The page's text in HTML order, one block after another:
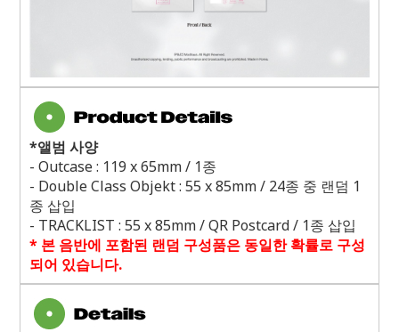
*앨범 사양
- Outcase : 119 x 65mm / 1종
- Double Class Objekt : 55 x 85mm / 24종 중 랜덤 1
종 삽입
- TRACKLIST : 55 x 85mm / QR Postcard / 1종 삽입
* 본 음반에 포함된 랜덤 구성품은 동일한 확률로 구성
되어 있습니다.